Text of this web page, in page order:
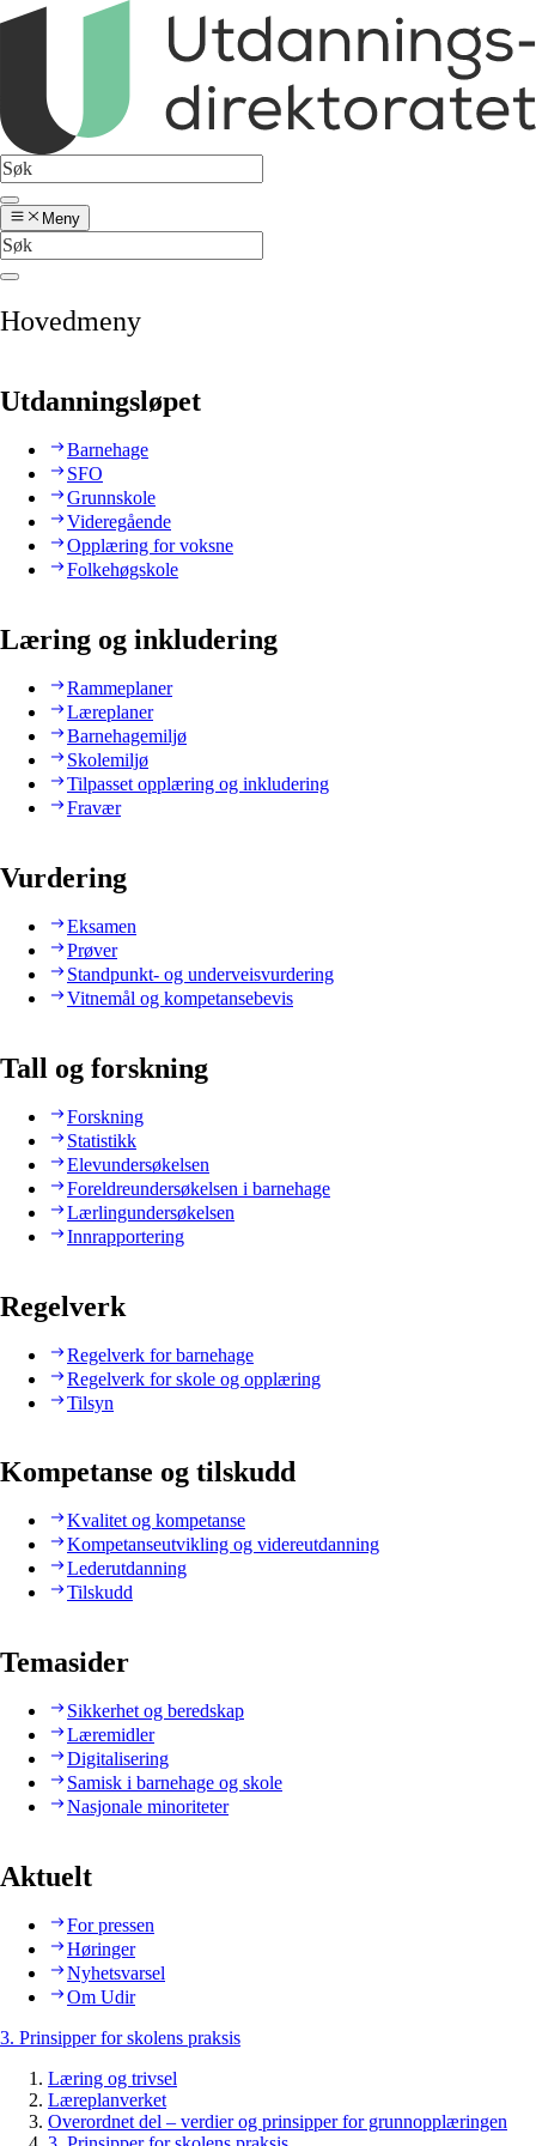
Meny
Hovedmeny
Utdanningsløpet
Barnehage
SFO
Grunnskole
Videregående
Opplæring for voksne
Folkehøgskole
Læring og inkludering
Rammeplaner
Læreplaner
Barnehagemiljø
Skolemiljø
Tilpasset opplæring og inkludering
Fravær
Vurdering
Eksamen
Prøver
Standpunkt- og underveisvurdering
Vitnemål og kompetansebevis
Tall og forskning
Forskning
Statistikk
Elevundersøkelsen
Foreldreundersøkelsen i barnehage
Lærlingundersøkelsen
Innrapportering
Regelverk
Regelverk for barnehage
Regelverk for skole og opplæring
Tilsyn
Kompetanse og tilskudd
Kvalitet og kompetanse
Kompetanseutvikling og videreutdanning
Lederutdanning
Tilskudd
Temasider
Sikkerhet og beredskap
Læremidler
Digitalisering
Samisk i barnehage og skole
Nasjonale minoriteter
Aktuelt
For pressen
Høringer
Nyhetsvarsel
Om Udir
3. Prinsipper for skolens praksis
Læring og trivsel
Læreplanverket
Overordnet del – verdier og prinsipper for grunnopplæringen